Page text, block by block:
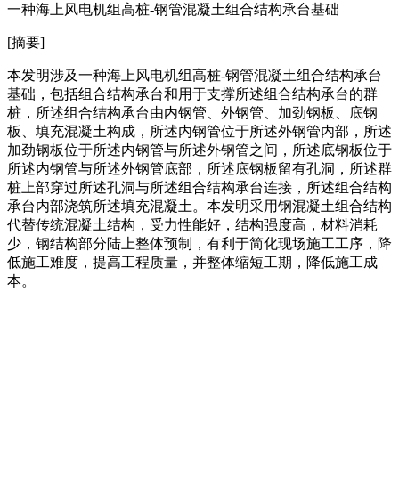
一种海上风电机组高桩-钢管混凝土组合结构承台基础
[摘要]
本发明涉及一种海上风电机组高桩‑钢管混凝土组合结构承台
基础，包括组合结构承台和用于支撑所述组合结构承台的群
桩，所述组合结构承台由内钢管、外钢管、加劲钢板、底钢
板、填充混凝土构成，所述内钢管位于所述外钢管内部，所述
加劲钢板位于所述内钢管与所述外钢管之间，所述底钢板位于
所述内钢管与所述外钢管底部，所述底钢板留有孔洞，所述群
桩上部穿过所述孔洞与所述组合结构承台连接，所述组合结构
承台内部浇筑所述填充混凝土。本发明采用钢混凝土组合结构
代替传统混凝土结构，受力性能好，结构强度高，材料消耗
少，钢结构部分陆上整体预制，有利于简化现场施工工序，降
低施工难度，提高工程质量，并整体缩短工期，降低施工成
本。